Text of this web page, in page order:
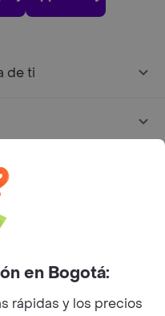
de ti
Instagram
reserved.
en Bogotá:
rápidas y los precios